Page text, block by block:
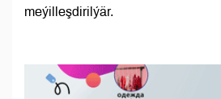
meýilleşdirilýär.